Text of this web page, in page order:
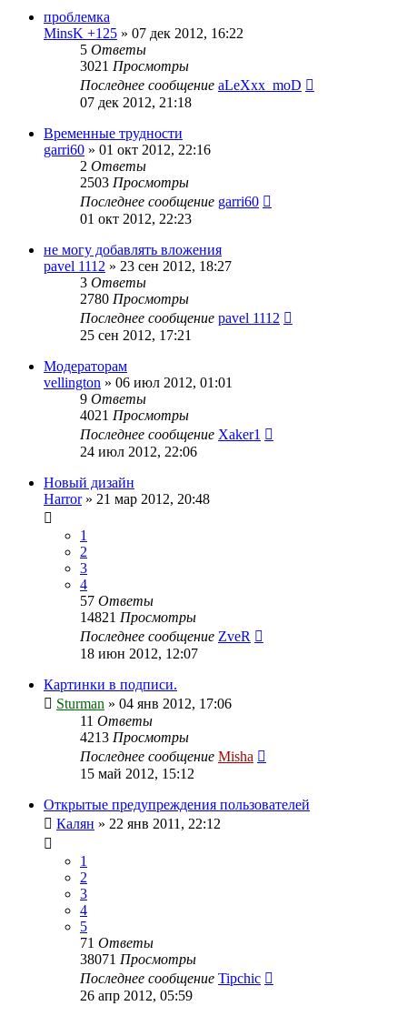
проблемка
MinsK +125 » 07 дек 2012, 16:22
5 Ответы
3021 Просмотры
Последнее сообщение aLeXxx_moD
07 дек 2012, 21:18
Временные трудности
garri60 » 01 окт 2012, 22:16
2 Ответы
2503 Просмотры
Последнее сообщение garri60
01 окт 2012, 22:23
не могу добавлять вложения
pavel 1112 » 23 сен 2012, 18:27
3 Ответы
2780 Просмотры
Последнее сообщение pavel 1112
25 сен 2012, 17:21
Модераторам
vellington » 06 июл 2012, 01:01
9 Ответы
4021 Просмотры
Последнее сообщение Xaker1
24 июл 2012, 22:06
Новый дизайн
Harror» 21 мар 2012, 20:48
1
2
3
4
57 Ответы
14821 Просмотры
Последнее сообщение ZveR
18 июн 2012, 12:07
Картинки в подписи.
Sturman » 04 янв 2012, 17:06
11 Ответы
4213 Просмотры
Последнее сообщение Misha
15 май 2012, 15:12
Открытые предупреждения пользователей
Калян » 22 янв 2011, 22:12
1
2
3
4
5
71 Ответы
38071 Просмотры
Последнее сообщение Tipchic
26 апр 2012, 05:59